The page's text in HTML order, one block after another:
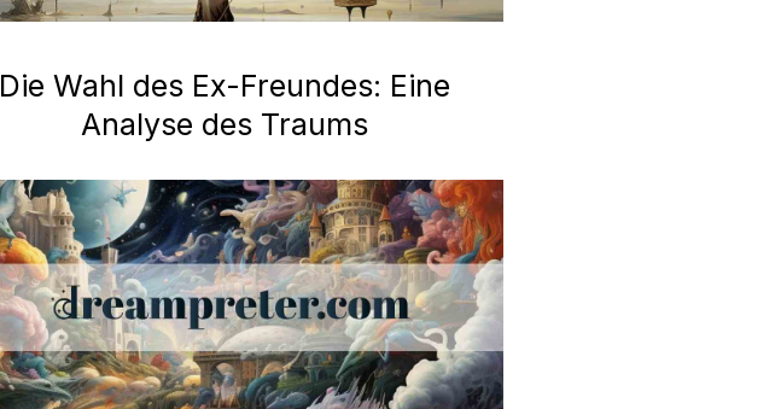
Die Wahl des Ex-Freundes: Eine
Analyse des Traums